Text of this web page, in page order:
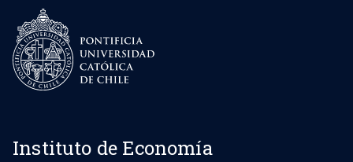
Instituto de Economía